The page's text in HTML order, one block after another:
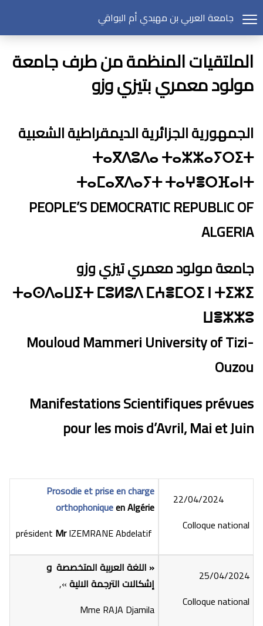
جامعة العربي بن مهيدي أم البواقي
الملتقيات المنظمة من طرف جامعة
مولود معمري بتيزي وزو
الجمهورية الجزائرية الديمقراطية الشعبية
ⵜⴰⴳⴷⵓⴷⴰ ⵜⴰⵣⵣⴰⵢⵔⵉⵜ
ⵜⴰⵎⴰⴳⴷⴰⵢⵜ ⵜⴰⵖⴻⵔⴼⴰⵏⵜ
PEOPLE’S DEMOCRATIC REPUBLIC OF
ALGERIA
جامعة مولود معمري تيزي وزو
ⵜⴰⵙⴷⴰⵡⵉⵜ ⵎⵓⵍⵓⴷ ⵎⵄⴻⵎⵔⵉ ⵏ ⵜⵉⵣⵉ
ⵡⴻⵣⵣⵓ
Mouloud Mammeri University of Tizi-
Ouzou
Manifestations Scientifiques prévues
pour les mois d’Avril, Mai et Juin
22/04/2024
Colloque national
Prosodie et prise en charge
orthophoniqueen Algérie
président MrIZEMRANE Abdelatif
25/04/2024
Colloque national
« اللغة العربية المتخصصة و
إشكالات الترجمة الالية»,
Mme RAJA Djamila